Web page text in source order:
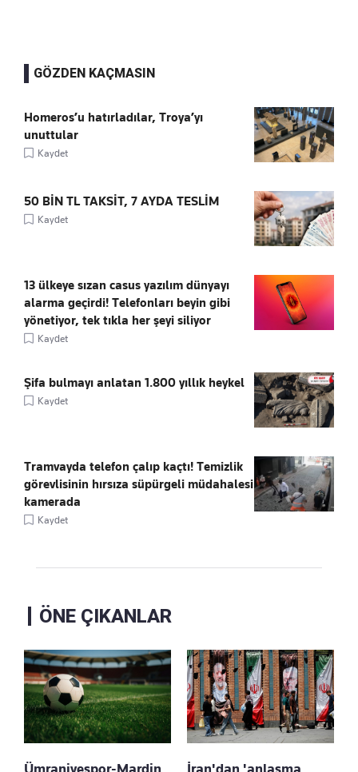
GÖZDEN KAÇMASIN
Homeros’u hatırladılar, Troya’yı
unuttular
Kaydet
50 BİN TL TAKSİT, 7 AYDA TESLİM
Kaydet
13 ülkeye sızan casus yazılım dünyayı
alarma geçirdi! Telefonları beyin gibi
yönetiyor, tek tıkla her şeyi siliyor
Kaydet
Şifa bulmayı anlatan 1.800 yıllık heykel
Kaydet
Tramvayda telefon çalıp kaçtı! Temizlik
görevlisinin hırsıza süpürgeli müdahalesi
kamerada
Kaydet
ÖNE ÇIKANLAR